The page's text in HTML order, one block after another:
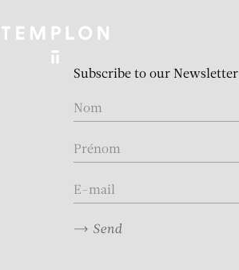
Subscribe to our Newsletter
Send